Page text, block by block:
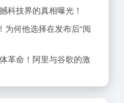
科技界的真相曝光！
何他选择在发布后“阅
革命！阿里与谷歌的激